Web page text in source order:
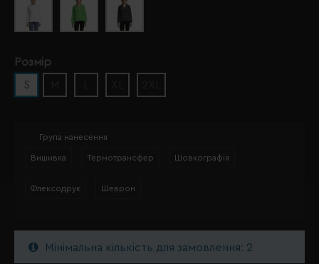
Розмір
S
Група нанесення
Вишивка Термотрансфер Шовкографія
Флексодрук Шеврон
Мінімальна кількість для замовлення: 2